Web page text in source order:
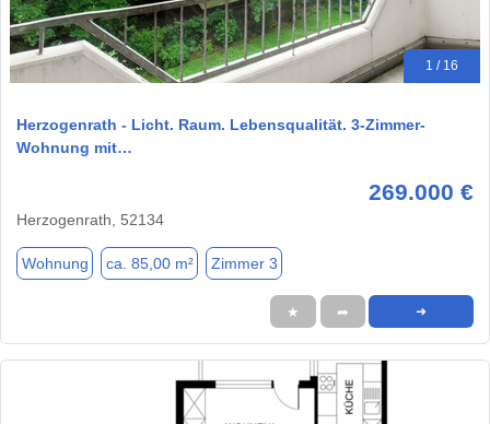
1 / 16
Herzogenrath - Licht. Raum. Lebensqualität. 3-Zimmer-
Wohnung mit…
269.000 €
Herzogenrath, 52134
Wohnung ca. 85,00 m² Zimmer 3
★ ➦ ➜